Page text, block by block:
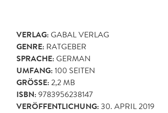
VERLAG:GABAL VERLAG
GENRE: RATGEBER
SPRACHE:GERMAN
UMFANG:100 SEITEN
GRÖSSE: 2,2 MB
ISBN:9783956238147
VERÖFFENTLICHUNG:30. APRIL 2019